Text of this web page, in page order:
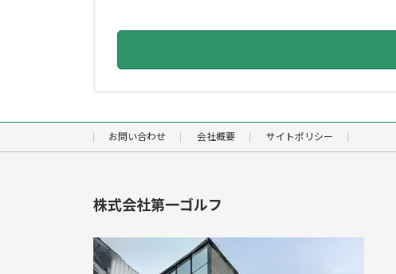
お問い合わせ 会社概要 サイトポリシー
株式会社第一ゴルフ